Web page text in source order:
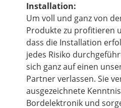
Installation:
Um voll und ganz von
Produkte zu profitieren
dass die Installation
jedes Risiko
sich ganz auf einen
Partner verlassen. Sie
ausgezeichnete
Bordelektronik und